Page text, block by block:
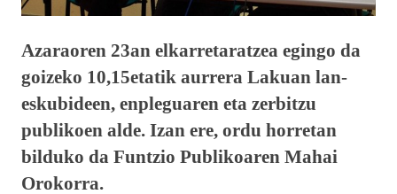
Azaraoren 23an elkarretaratzea egingo da
goizeko 10,15etatik aurrera Lakuan lan-
eskubideen, enpleguaren eta zerbitzu
publikoen alde. Izan ere, ordu horretan
bilduko da Funtzio Publikoaren Mahai
Orokorra.